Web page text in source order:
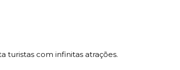
turistas com infinitas atrações.